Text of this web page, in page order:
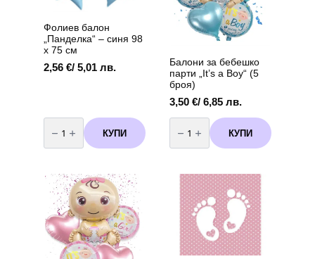
Фолиев балон
„Панделка“ – синя 98
х 75 см
2,56 €/ 5,01 лв.
количество
за
Фолиев
балон
синя
98
см
КУПИ
Балони за бебешко
парти „It’s a Boy“ (5
броя)
3,50 €/ 6,85 лв.
количество
за
Балони
за
„It's
Boy“
броя)
КУПИ